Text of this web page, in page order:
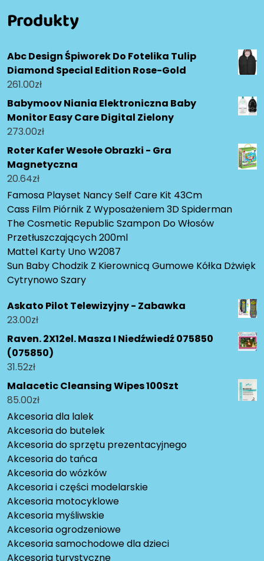
Produkty
Abc Design Śpiworek Do Fotelika Tulip
Diamond Special Edition Rose-Gold
261.00zł
Babymoov Niania Elektroniczna Baby
Monitor Easy Care Digital Zielony
273.00zł
Roter Kafer Wesołe Obrazki - Gra
Magnetyczna
20.64zł
Famosa Playset Nancy Self Care Kit 43Cm
Cass Film Piórnik Z Wyposażeniem 3D Spiderman
The Cosmetic Republic Szampon Do Włosów
Przetłuszczających 200ml
Mattel Karty Uno W2087
Sun Baby Chodzik Z Kierownicą Gumowe Kółka Dżwięk
Cytrynowo Szary
Askato Pilot Telewizyjny - Zabawka
23.00zł
Raven. 2X12el. Masza I Niedźwiedź 075850
(075850)
31.52zł
Malacetic Cleansing Wipes 100Szt
85.00zł
Akcesoria dla lalek
Akcesoria do butelek
Akcesoria do sprzętu prezentacyjnego
Akcesoria do tańca
Akcesoria do wózków
Akcesoria i części modelarskie
Akcesoria motocyklowe
Akcesoria myśliwskie
Akcesoria ogrodzeniowe
Akcesoria samochodowe dla dzieci
Akcesoria turystyczne